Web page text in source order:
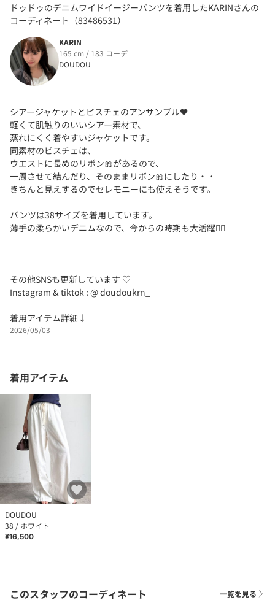
ドゥドゥのデニムワイドイージーパンツを着用したKARINさんの
コーディネート（83486531）
KARIN
165 cm / 183 コーデ
DOUDOU
シアージャケットとビスチェのアンサンブル🖤
軽くて肌触りのいいシアー素材で、
蒸れにくく着やすいジャケットです。
同素材のビスチェは、
ウエストに長めのリボン🎀があるので、
一周させて結んだり、そのままリボン🎀にしたり・・
きちんと見えするのでセレモニーにも使えそうです。
パンツは38サイズを着用しています。
薄手の柔らかいデニムなので、今からの時期も大活躍✊🏻
その他SNSも更新しています ♡
Instagram & tiktok : @ doudoukrn_
着用アイテム詳細↓
2026/05/03
着用アイテム
DOUDOU
38 / ホワイト
¥16,500
このスタッフのコーディネート 一覧を見る